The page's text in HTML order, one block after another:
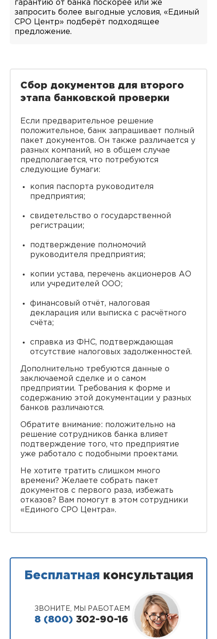
гарантию от банка поскорее или же
запросить более выгодные условия, «Единый
СРО Центр» подберёт подходящее
предложение.
Сбор документов для второго
этапа банковской проверки
Если предварительное решение
положительное, банк запрашивает полный
пакет документов. Он также различается у
разных компаний, но в общем случае
предполагается, что потребуются
следующие бумаги:
копия паспорта руководителя
предприятия;
свидетельство о государственной
регистрации;
подтверждение полномочий
руководителя предприятия;
копии устава, перечень акционеров АО
или учредителей ООО;
финансовый отчёт, налоговая
декларация или выписка с расчётного
счёта;
справка из ФНС, подтверждающая
отсутствие налоговых задолженностей.
Дополнительно требуются данные о
заключаемой сделке и о самом
предприятии. Требования к форме и
содержанию этой документации у разных
банков различаются.
Обратите внимание: положительно на
решение сотрудников банка влияет
подтверждение того, что предприятие
уже работало с подобными проектами.
Не хотите тратить слишком много
времени? Желаете собрать пакет
документов с первого раза, избежать
отказов? Вам помогут в этом сотрудники
«Единого СРО Центра».
Бесплатная консультация
ЗВОНИТЕ, МЫ РАБОТАЕМ
8 (800) 302-90-16